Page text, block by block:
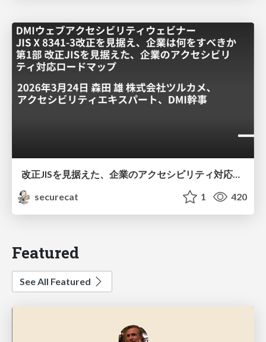
改正JISを見据えた、企業のアクセシビリティ対応ロードマップ
securecat
1 420
Featured
See All Featured